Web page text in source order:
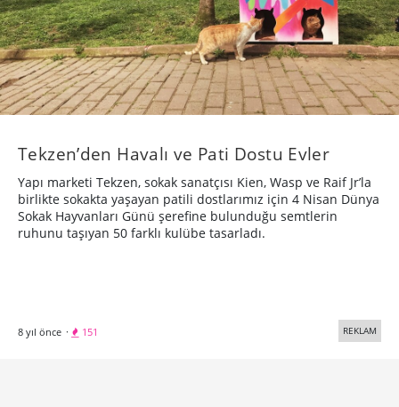
Tekzen’den Havalı ve Pati Dostu Evler
Yapı marketi Tekzen, sokak sanatçısı Kien, Wasp ve Raif Jr’la
birlikte sokakta yaşayan patili dostlarımız için 4 Nisan Dünya
Sokak Hayvanları Günü şerefine bulunduğu semtlerin
ruhunu taşıyan 50 farklı kulübe tasarladı.
8 yıl önce · 151 REKLAM